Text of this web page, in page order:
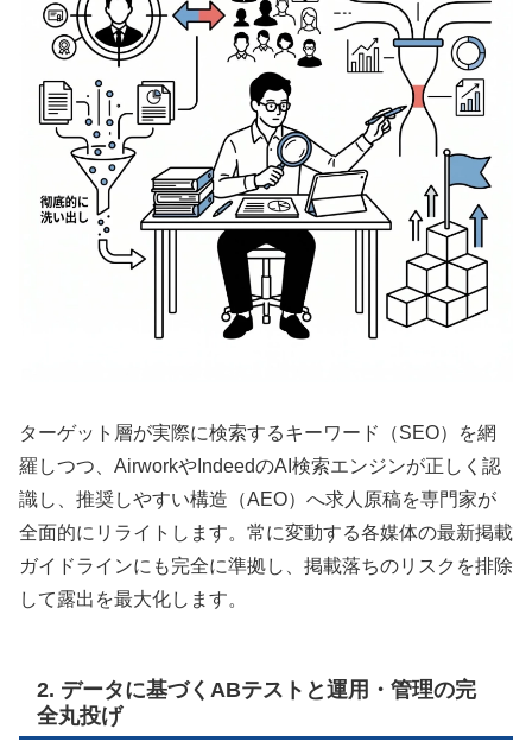
ターゲット層が実際に検索するキーワード（SEO）を網
羅しつつ、AirworkやIndeedのAI検索エンジンが正しく認
識し、推奨しやすい構造（AEO）へ求人原稿を専門家が
全面的にリライトします。常に変動する各媒体の最新掲載
ガイドラインにも完全に準拠し、掲載落ちのリスクを排除
して露出を最大化します。
2. データに基づくABテストと運用・管理の完
全丸投げ